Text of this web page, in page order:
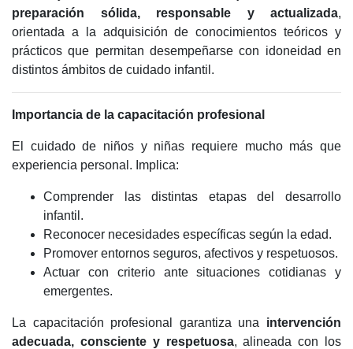
preparación sólida, responsable y actualizada,
orientada a la adquisición de conocimientos teóricos y
prácticos que permitan desempeñarse con idoneidad en
distintos ámbitos de cuidado infantil.
Importancia de la capacitación profesional
El cuidado de niños y niñas requiere mucho más que
experiencia personal. Implica:
Comprender las distintas etapas del desarrollo
infantil.
Reconocer necesidades específicas según la edad.
Promover entornos seguros, afectivos y respetuosos.
Actuar con criterio ante situaciones cotidianas y
emergentes.
La capacitación profesional garantiza una intervención
adecuada, consciente y respetuosa, alineada con los